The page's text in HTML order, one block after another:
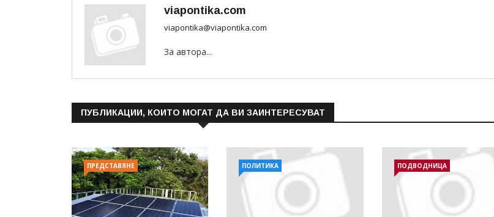
viapontika.com
viapontika@viapontika.com
За автора...
ПУБЛИКАЦИИ, КОИТО МОГАТ ДА ВИ ЗАИНТЕРЕСУВАТ
ПРЕДСТАВЯНЕ ПОЛИТИКА ПОДВОДНИЦА